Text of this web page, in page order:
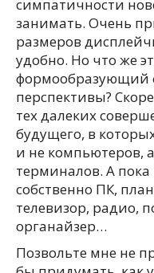
симпатичности
занимать. Очень
размеров
удобно. Но что же
формообразующий
перспективы?
тех далеких
будущего, в
и не компьютеров,
терминалов. А
собственно ПК,
телевизор, радио,
органайзер…
Позвольте мне не